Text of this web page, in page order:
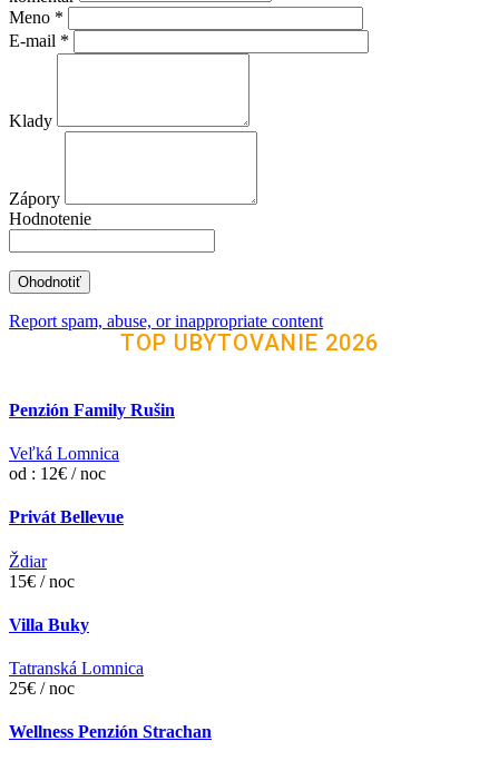
Meno *
E-mail *
Klady
Zápory
Hodnotenie
Report spam, abuse, or inappropriate content
TOP UBYTOVANIE 2026
Penzión Family Rušin
Veľká Lomnica
od : 12€ / noc
Privát Bellevue
Ždiar
15€ / noc
Villa Buky
Tatranská Lomnica
25€ / noc
Wellness Penzión Strachan